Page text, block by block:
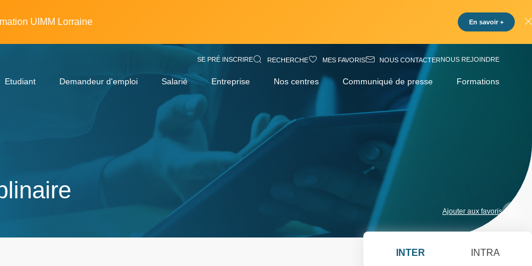
UIMM Lorraine En savoir +
SE PRÉ INSCRIRE RECHERCHE MES FAVORIS NOUS CONTACTERNOUS REJOINDRE
Etudiant Demandeur d'emploi Salarié Entreprise Nos centres Communiqué de presse Formations
Ajouter aux favoris
INTER INTRA